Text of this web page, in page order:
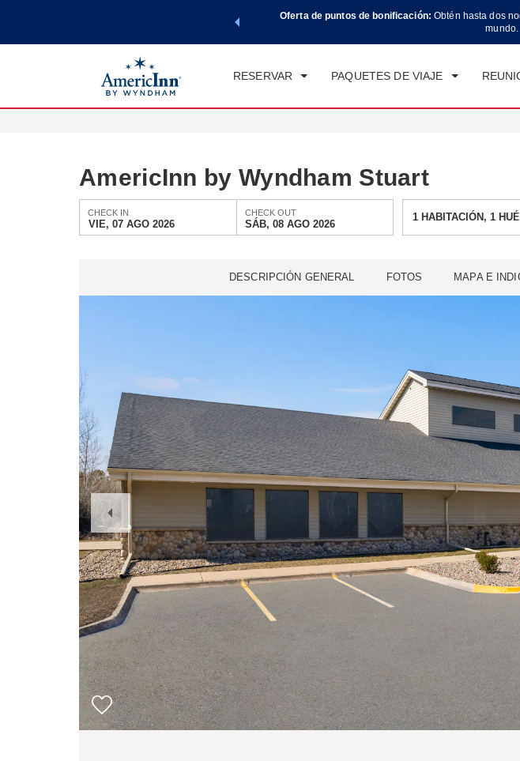
de Wyndham, además, gana puntos Wyndham Rewards
Oferta de puntos de bonificación:Obtén hasta dos
RESERVAR PAQUETES DE VIAJE
CHECK IN CHECK OUT
SÁB, 08
AmericInn by Wyndham Stuart
CHECK IN
VIE, 07 AGO 2026
CHECK OUT
SÁB, 08 AGO 2026
1 HABITACIÓN ,1
DESCRIPCIÓN GENERAL FOTOS MAPA E
Previous
Slide